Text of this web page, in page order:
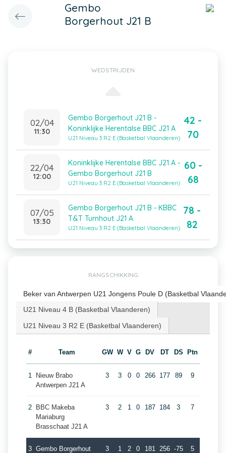
Gembo
Borgerhout J21 B
WEDSTRIJDEN
02/04
11:30
Gembo Borgerhout J21 B -
Koninklijke Herentalse BBC J21 A
U21 Niveau 3 R2 E (Basketbal Vlaanderen)
42 -
70
22/04
12:00
Koninklijke Herentalse BBC J21 A -
Gembo Borgerhout J21 B
U21 Niveau 3 R2 E (Basketbal Vlaanderen)
60 -
68
07/05
13:30
Gembo Borgerhout J21 B - KBBC
T&T Turnhout J21 A
U21 Niveau 3 R2 E (Basketbal Vlaanderen)
78 -
82
RANGSCHIKKING
Beker van Antwerpen U21 Jongens Poule D (Basketbal
U21 Niveau 4 B (Basketbal Vlaanderen)
U21 Niveau 3 R2 E (Basketbal Vlaanderen)
# Team GW W V G DV DT DS Ptn
1
Nieuw Brabo
Antwerpen J21 A
3 3 0 0 266 177 89 9
2
BBC Makeba
Mariaburg
Brasschaat J21 A
3 2 1 0 187 184 3 7
3 Gembo Borgerhout 3 1 2 0 181 256 -75 5